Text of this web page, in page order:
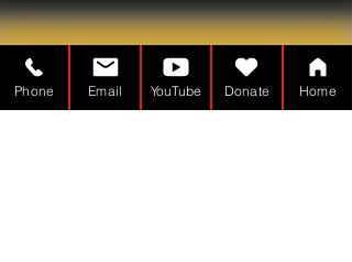
Phone Email YouTube Donate Home